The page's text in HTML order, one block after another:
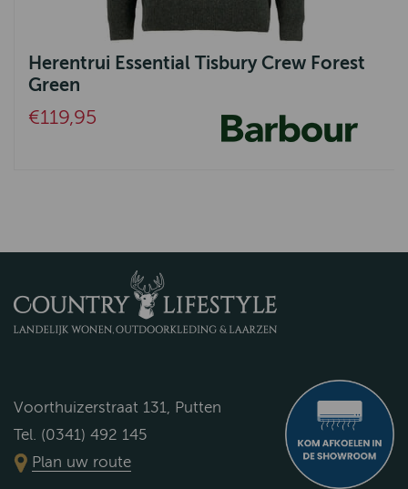
Herentrui Essential Tisbury Crew Forest
Green
€119,95
Voorthuizerstraat 131, Putten
Tel. (0341) 492 145
Plan uw route